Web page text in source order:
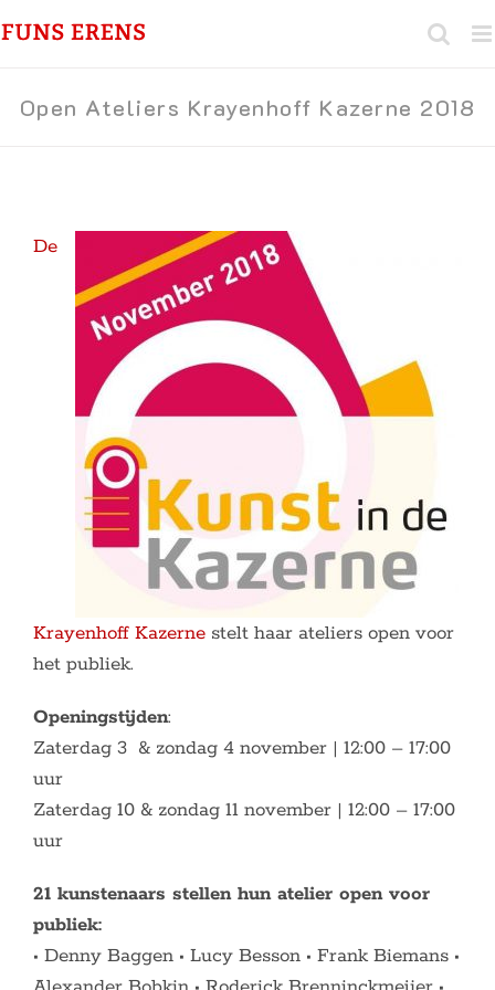
naar
Open Ateliers Krayenhoff Kazerne 2018
De
Krayenhoff Kazernestelt haar ateliers open voor
het publiek.
Openingstijden:
Zaterdag 3 & zondag 4 november | 12:00 – 17:00
uur
Zaterdag 10 & zondag 11 november | 12:00 – 17:00
uur
21 kunstenaars stellen hun atelier open voor
publiek:
• Denny Baggen • Lucy Besson • Frank Biemans •